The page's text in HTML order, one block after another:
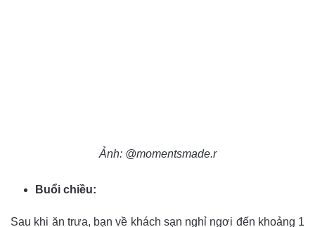
Ảnh: @momentsmade.r
Buổi chiều:
Sau khi ăn trưa, bạn về khách sạn nghỉ ngơi đến khoảng 1